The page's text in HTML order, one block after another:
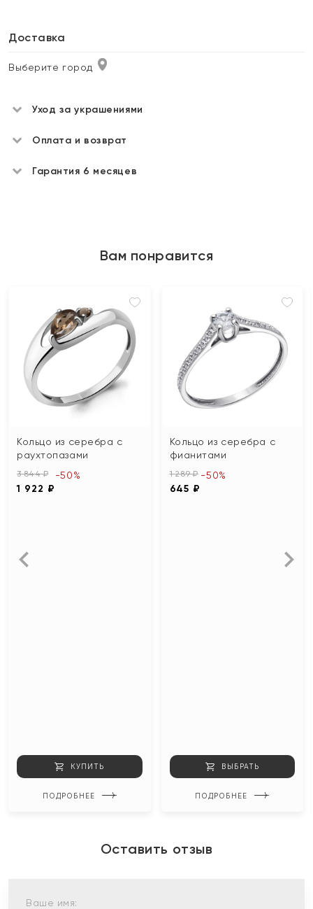
Доставка
Выберите город
Уход за украшениями
Оплата и возврат
Гарантия 6 месяцев
Вам понравится
Кольцо из серебра с
раухтопазами
3 844 ₽
1 922 ₽
-50%
КУПИТЬ
ПОДРОБНЕЕ
Кольцо из серебра с
фианитами
1 289 ₽
645 ₽
-50%
ВЫБРАТЬ
ПОДРОБНЕЕ
Оставить отзыв
Ваше имя: